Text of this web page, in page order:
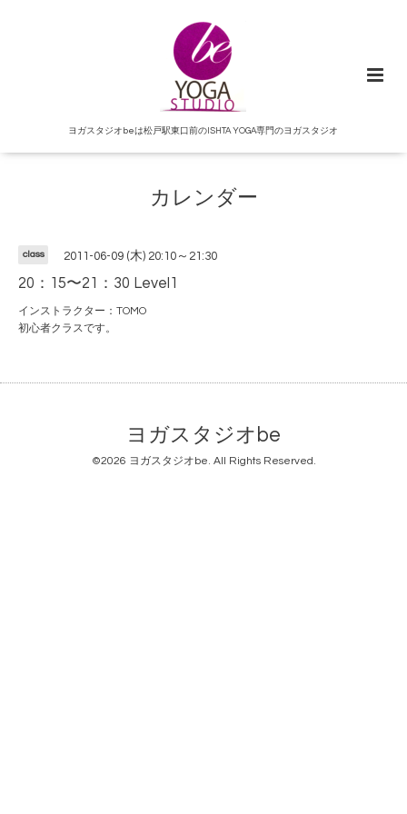
ヨガスタジオbeは松戸駅東口前のISHTA YOGA専門のヨガスタジオ
カレンダー
class 2011-06-09 (木) 20:10～21:30
20：15〜21：30 Level1
インストラクター：TOMO
初心者クラスです。
ヨガスタジオbe
©2026 ヨガスタジオbe. All Rights Reserved.